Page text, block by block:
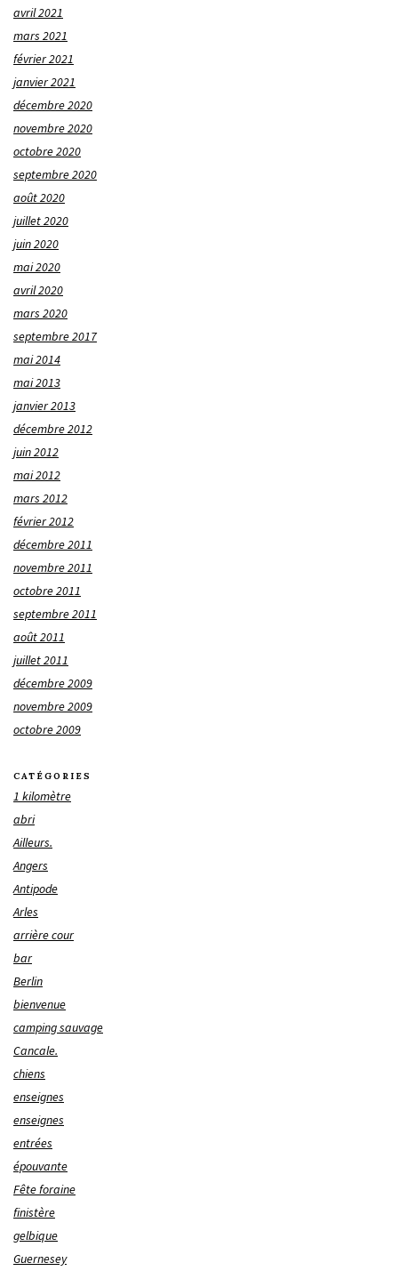
avril 2021
mars 2021
février 2021
janvier 2021
décembre 2020
novembre 2020
octobre 2020
septembre 2020
août 2020
juillet 2020
juin 2020
mai 2020
avril 2020
mars 2020
septembre 2017
mai 2014
mai 2013
janvier 2013
décembre 2012
juin 2012
mai 2012
mars 2012
février 2012
décembre 2011
novembre 2011
octobre 2011
septembre 2011
août 2011
juillet 2011
décembre 2009
novembre 2009
octobre 2009
CATÉGORIES
1 kilomètre
abri
Ailleurs.
Angers
Antipode
Arles
arrière cour
bar
Berlin
bienvenue
camping sauvage
Cancale.
chiens
enseignes
enseignes
entrées
épouvante
Fête foraine
finistère
gelbique
Guernesey